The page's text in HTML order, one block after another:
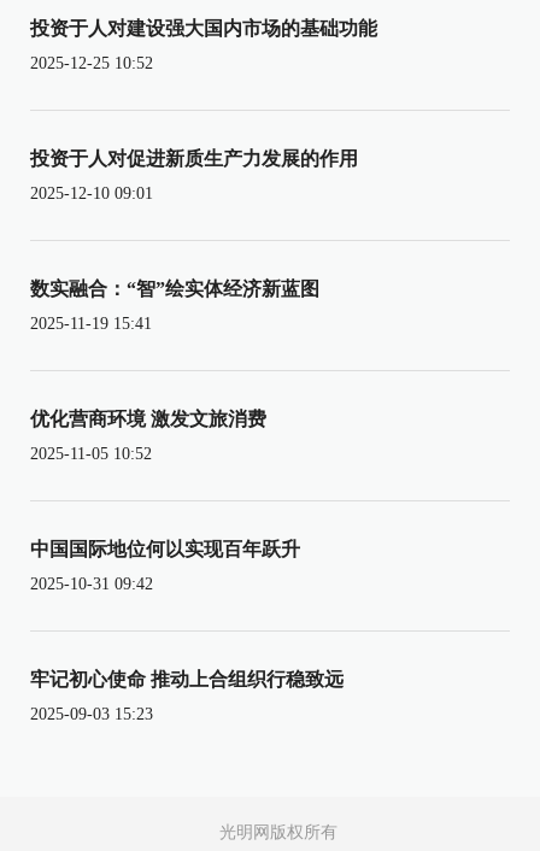
投资于人对建设强大国内市场的基础功能
2025-12-25 10:52
投资于人对促进新质生产力发展的作用
2025-12-10 09:01
数实融合：“智”绘实体经济新蓝图
2025-11-19 15:41
优化营商环境 激发文旅消费
2025-11-05 10:52
中国国际地位何以实现百年跃升
2025-10-31 09:42
牢记初心使命 推动上合组织行稳致远
2025-09-03 15:23
光明网版权所有